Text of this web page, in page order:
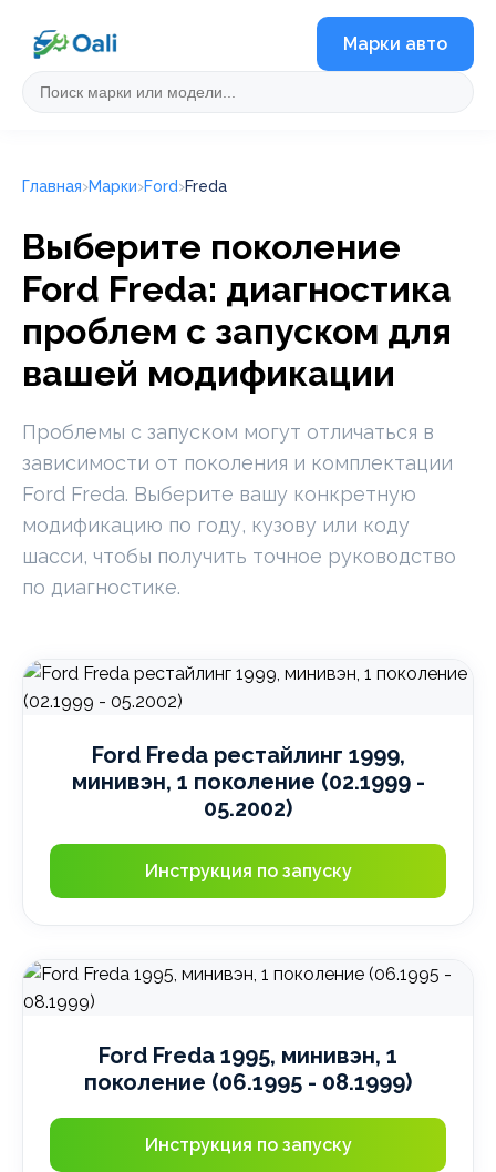
Марки авто
Главная Марки Ford Freda
Выберите поколение
Ford Freda: диагностика
проблем с запуском для
вашей модификации
Проблемы с запуском могут отличаться в
зависимости от поколения и комплектации
Ford Freda. Выберите вашу конкретную
модификацию по году, кузову или коду
шасси, чтобы получить точное руководство
по диагностике.
Ford Freda рестайлинг 1999,
минивэн, 1 поколение (02.1999 -
05.2002)
Инструкция по запуску
Ford Freda 1995, минивэн, 1
поколение (06.1995 - 08.1999)
Инструкция по запуску